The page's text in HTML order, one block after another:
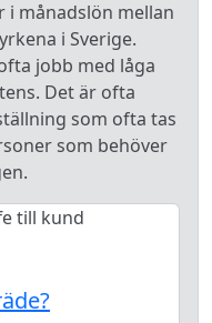
i månadslön mellan
i Sverige.
jobb med låga
Det är ofta
som ofta tas
som behöver